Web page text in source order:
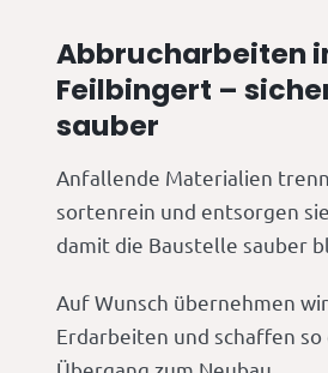
Abbrucharbeiten
Feilbingert –
sauber
Anfallende Materialien
sortenrein und entsorgen
damit die Baustelle sauber
Auf Wunsch übernehmen
Erdarbeiten und schaffen